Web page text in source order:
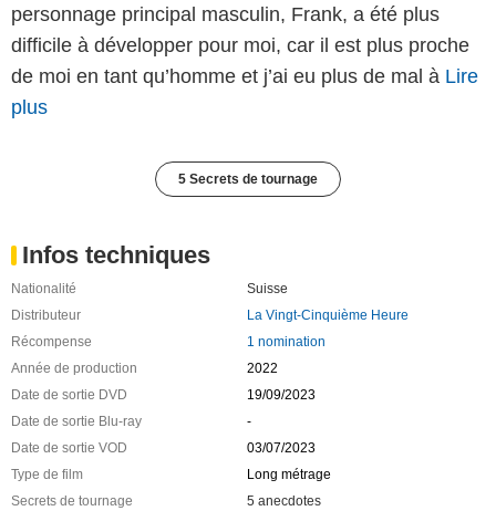
personnage principal masculin, Frank, a été plus
difficile à développer pour moi, car il est plus proche
de moi en tant qu’homme et j’ai eu plus de mal à Lire
plus
5 Secrets de tournage
Infos techniques
Nationalité
Suisse
Distributeur
La Vingt-Cinquième Heure
Récompense
1 nomination
Année de production
2022
Date de sortie DVD
19/09/2023
Date de sortie Blu-ray
-
Date de sortie VOD
03/07/2023
Type de film
Long métrage
Secrets de tournage
5 anecdotes